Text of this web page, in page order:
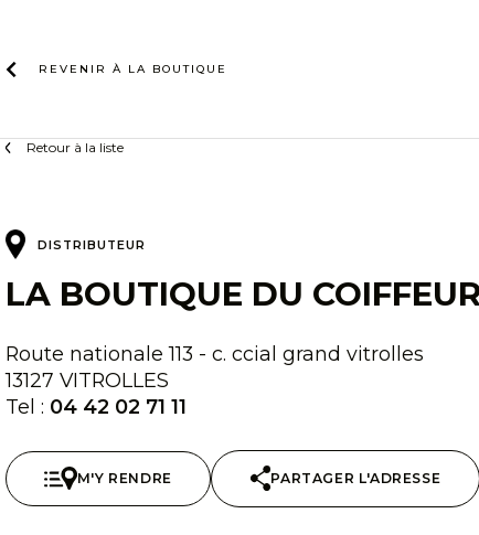
contentREVENIR À LA BOUTIQUE
Retour à la liste
DISTRIBUTEUR
LA BOUTIQUE DU
Route nationale 113 - c. ccial grand vitrolles
13127 VITROLLES
Tel : 04 42 02 71 11
M'Y RENDRE PARTAGER L'ADRESSE